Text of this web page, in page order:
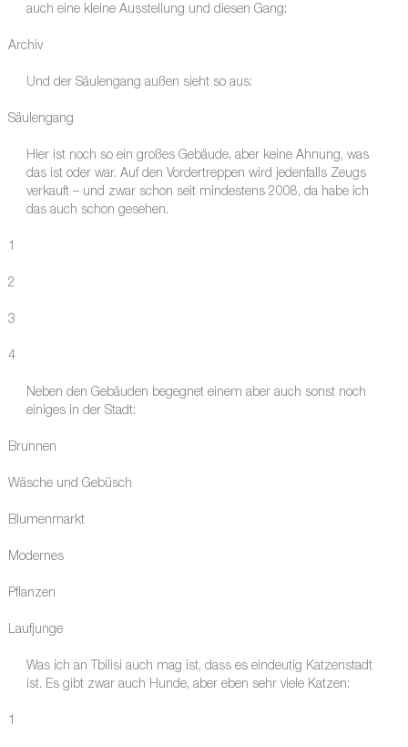
auch eine kleine Ausstellung und diesen Gang:
Archiv
Und der Säulengang außen sieht so aus:
Säulengang
Hier ist noch so ein großes Gebäude, aber keine Ahnung, was
das ist oder war. Auf den Vordertreppen wird jedenfalls Zeugs
verkauft – und zwar schon seit mindestens 2008, da habe ich
das auch schon gesehen.
1
2
3
4
Neben den Gebäuden begegnet einem aber auch sonst noch
einiges in der Stadt:
Brunnen
Wäsche und Gebüsch
Blumenmarkt
Modernes
Pflanzen
Laufjunge
Was ich an Tbilisi auch mag ist, dass es eindeutig Katzenstadt
ist. Es gibt zwar auch Hunde, aber eben sehr viele Katzen:
1